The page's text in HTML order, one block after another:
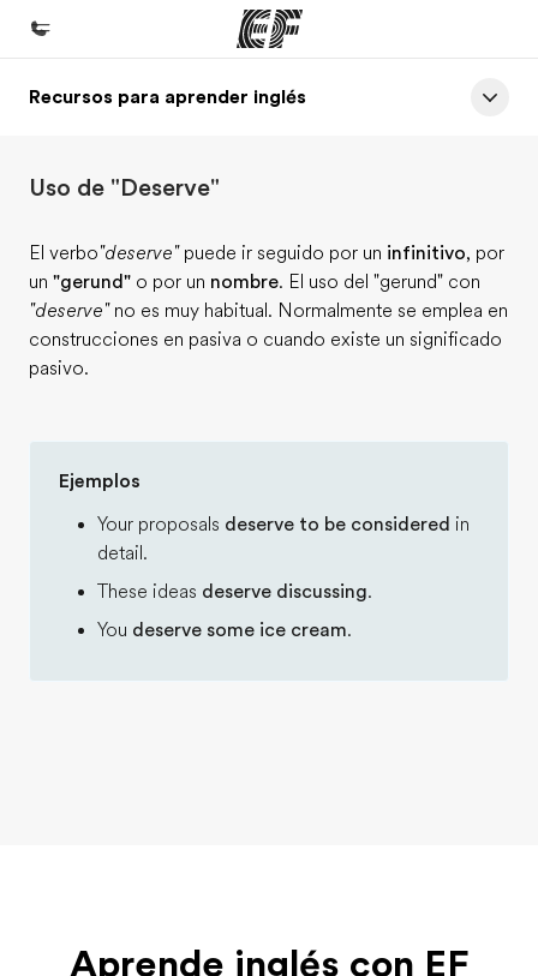
Inicio
Programas
Oficinas
Sobre nosotros
Recursos para aprender inglés
Uso de "Deserve"
El verbo"deserve"puede ir seguido por un infinitivo, por
un "gerund" o por un nombre. El uso del "gerund" con
"deserve"no es muy habitual. Normalmente se emplea en
construcciones en pasiva o cuando existe un significado
pasivo.
Ejemplos
Your proposals deserve to be considered in
detail.
These ideas deserve discussing.
You deserve some ice cream.
Aprende inglés con EF